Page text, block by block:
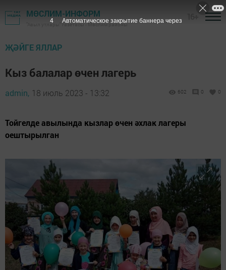
МӨСЛИМ-ИНФОРМ
"Авыл утлары" газетасы - Мөслим районы
ҖӘЙГЕ ЯЛЛАР
Кыз балалар өчен лагерь
admin, 18 июль 2023 - 13:32 602 0 0
Тойгелде авылында кызлар өчен әхлак лагеры
оештырылган
3 Автоматическое закрытие баннера через